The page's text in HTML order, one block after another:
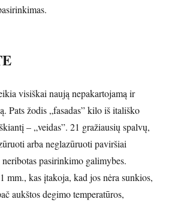
visiškai naują nepakartojamą ir
Pats žodis „fasadas” kilo iš itališko
– „veidas”. 21 gražiausių spalvų,
arba neglazūruoti paviršiai
pasirinkimo galimybes.
mm., kas įtakoja, kad jos nėra sunkios,
aukštos degimo temperatūros,